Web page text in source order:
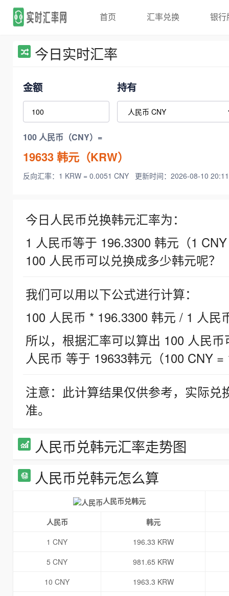
首页 汇率兑换 银行
今日实时汇率
金额 持有
100 人民币（CNY）=
19633韩元（KRW）
反向汇率：1 KRW = 0.0051 CNY 更新时间：2026-08-10
今日人民币兑换韩元汇率为：
1 人民币等于 196.3300 韩元（1
100 人民币可以兑换成多少韩元呢？
我们可以用以下公式进行计算：
100 人民币 * 196.3300 韩元 / 1 人民
所以，根据汇率可以算出 100 人民
人民币 等于 19633韩元（100 CNY =
注意：此计算结果仅供参考，实际
准。
人民币兑韩元汇率走势图
人民币兑韩元怎么算
人民币兑韩元
人民币
韩元
1 CNY
196.33 KRW
5 CNY
981.65 KRW
10 CNY
1963.3 KRW